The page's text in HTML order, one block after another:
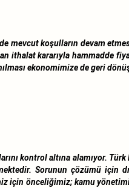
mevcut koşulların devam
ithalat kararıyla hammadde
ekonomimize de geri
kontrol altına alamıyor. Türk
Sorunun çözümü için
için önceliğimiz; kamu